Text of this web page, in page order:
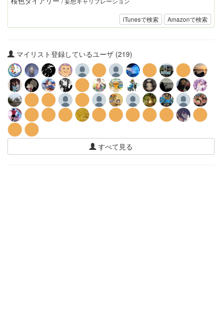
iTunesで検索 Amazonで検索
マイリスト登録しているユーザ (219)
すべて見る